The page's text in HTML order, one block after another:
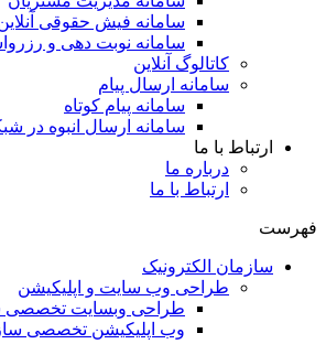
سامانه فیش حقوقی
سامانه نوبت دهی و
کاتالوگ آنلاین
سامانه ارسال پیام
سامانه پیام کوتاه
سامانه ارسال انبوه در
ارتباط با ما
درباره ما
ارتباط با ما
فهرست
سازمان الکترونیک
طراحی وب سایت و اپلیکیشن
طراحی وبسایت تخصصی
وب اپلیکیشن تخصصی